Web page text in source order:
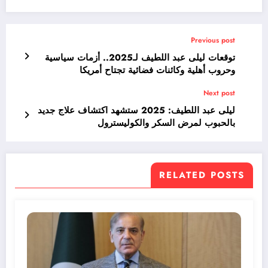
Previous post
توقعات ليلى عبد اللطيف لـ2025.. أزمات سياسية
وحروب أهلية وكائنات فضائية تجتاح أمريكا
Next post
ليلى عبد اللطيف: 2025 ستشهد اكتشاف علاج جديد
بالحبوب لمرض السكر والكوليسترول
RELATED POSTS